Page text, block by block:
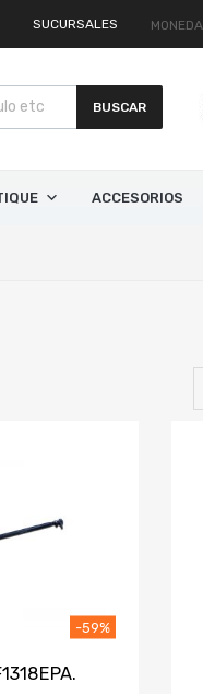
SUCURSALES MONEDA
BUSCAR
ACCESORIOS
-59%